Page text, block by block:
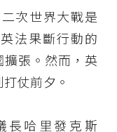
次世界大戰是
法果斷行動的
張。然而，英
仗前夕。
長哈里發克斯